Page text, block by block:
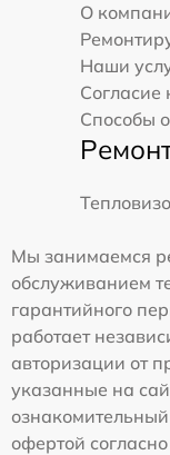
О
Наши
Согласие
Способы
Мы занимаемся
обслуживанием
гарантийного
работает
авторизации от
указанные на
офертой